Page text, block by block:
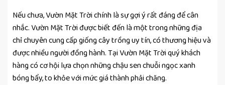
Nếu chưa, Vườn Mặt Trời chính là sự gợi ý rất đáng để cân
nhắc. Vườn Mặt Trời được biết đến là một trong những địa
chỉ chuyên cung cấp giống cây trồng uy tín, có thương hiệu và
được nhiều người đồng hành. Tại Vườn Mặt Trời quý khách
hàng có cơ hội lựa chọn những chậu sen chuỗi ngọc xanh
bóng bẩy, to khỏe với mức giá thành phải chăng.